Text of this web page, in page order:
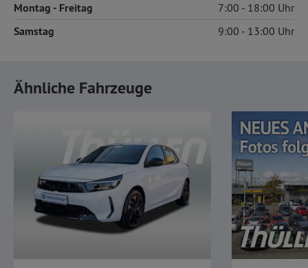
Montag - Freitag 7:00 18:00
Samstag 9:00 13:00
Ähnliche Fahrzeuge